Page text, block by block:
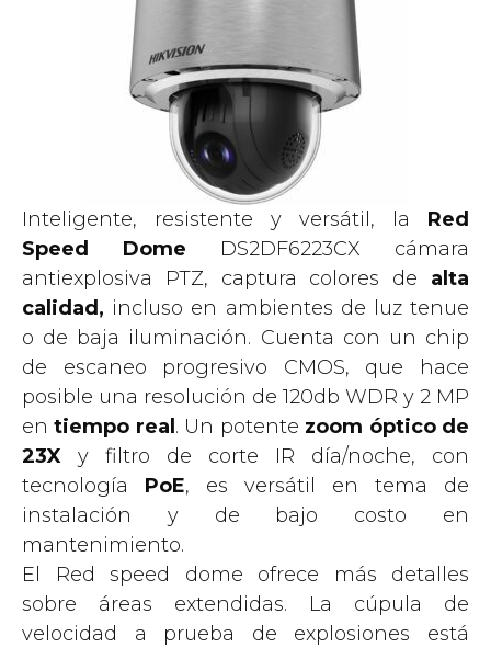
Inteligente, resistente y versátil, la Red
Speed ​​Dome DS2DF6223CX cámara
antiexplosiva PTZ, captura colores de alta
calidad, incluso en ambientes de luz tenue
o de baja iluminación. Cuenta con un chip
de escaneo progresivo CMOS, que hace
posible una resolución de 120db WDR y 2 MP
entiempo real . Un potente zoom óptico de
23X y filtro de corte IR día/noche, con
tecnología PoE, es versátil en tema de
instalación y de bajo costo en
mantenimiento.
El Red speed dome ​​ofrece más detalles
sobre áreas extendidas. La cúpula de
velocidad a prueba de explosiones está